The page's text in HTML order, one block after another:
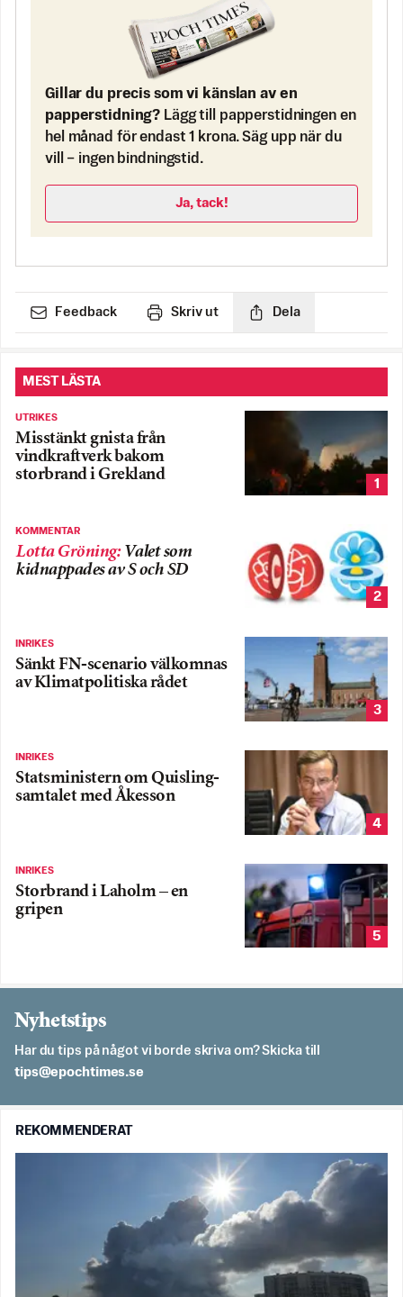
Gillar du precis som vi känslan av en
papperstidning? Lägg till papperstidningen en
hel månad för endast 1 krona. Säg upp när du
vill – ingen bindningstid.
Ja, tack!
Feedback Skriv ut Dela
MEST LÄSTA
UTRIKES
Misstänkt gnista från
vindkraftverk bakom
storbrand i Grekland
1
KOMMENTAR
Lotta Gröning: Valet som
kidnappades av S och SD
2
INRIKES
Sänkt FN-scenario välkomnas
av Klimatpolitiska rådet
3
INRIKES
Statsministern om Quisling-
samtalet med Åkesson
4
INRIKES
Storbrand i Laholm – en
gripen
5
Nyhetstips
Har du tips på något vi borde skriva om? Skicka till
es.semithcope@spit
REKOMMENDERAT